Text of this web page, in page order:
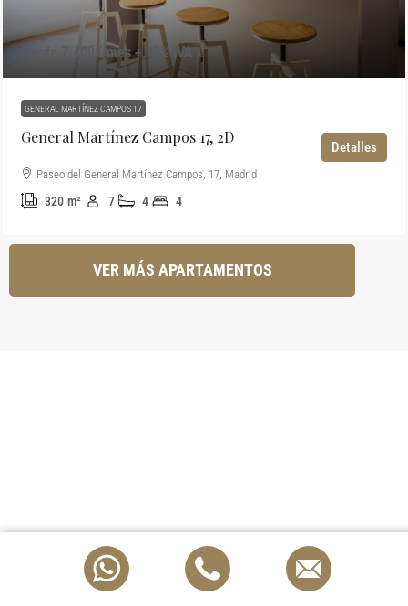
Desde 7.400€/mes + 10% IVA
GENERAL MARTÍNEZ CAMPOS 17
General Martínez Campos 17, 2D
Paseo del General Martínez Campos, 17, Madrid
4
4
7
320 m²
Detalles
VER MÁS APARTAMENTOS
Carmela Merenciano